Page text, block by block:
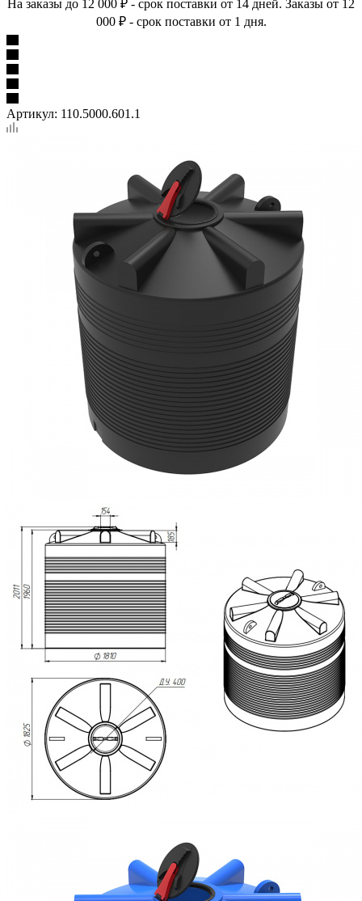
На заказы до 12 000 ₽ - срок поставки от 14 дней. Заказы от 12
000 ₽ - срок поставки от 1 дня.
Артикул: 110.5000.601.1